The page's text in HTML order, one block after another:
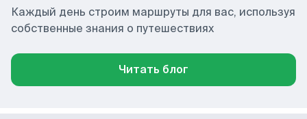
Каждый день строим маршруты для вас, используя
собственные знания о путешествиях
Читать блог